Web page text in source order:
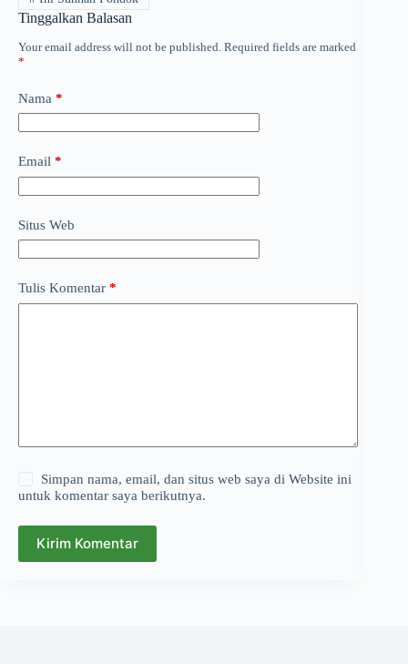
Tinggalkan Balasan
Your email address will not be published. Required fields are marked
*
Nama *
Email *
Situs Web
Tulis Komentar *
Simpan nama, email, dan situs web saya di Website ini
untuk komentar saya berikutnya.
Kirim Komentar